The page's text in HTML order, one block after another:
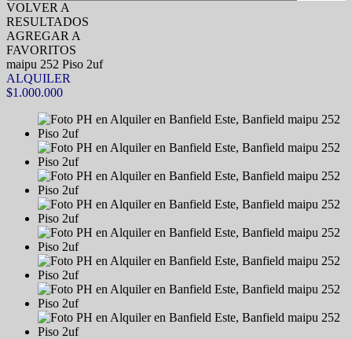
VOLVER A
RESULTADOS
AGREGAR A
FAVORITOS
maipu 252 Piso 2uf
ALQUILER
$1.000.000